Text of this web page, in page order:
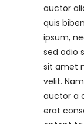
auctor
quis
ipsum,
sed odio
sit amet
velit.
auctor a
erat